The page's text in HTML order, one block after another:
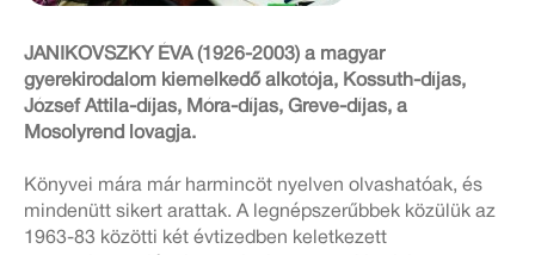
JANIKOVSZKY ÉVA (1926-2003) a magyar
gyerekirodalom kiemelkedő alkotója, Kossuth-díjas,
József Attila-díjas, Móra-díjas, Greve-díjas, a
Mosolyrend lovagja.
Könyvei mára már harmincöt nyelven olvashatóak, és
mindenütt sikert arattak. A legnépszerűbbek közülük az
1963-83 közötti két évtizedben keletkezett